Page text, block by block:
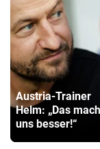
Austria-Trainer
Helm: „Das
uns besser!“